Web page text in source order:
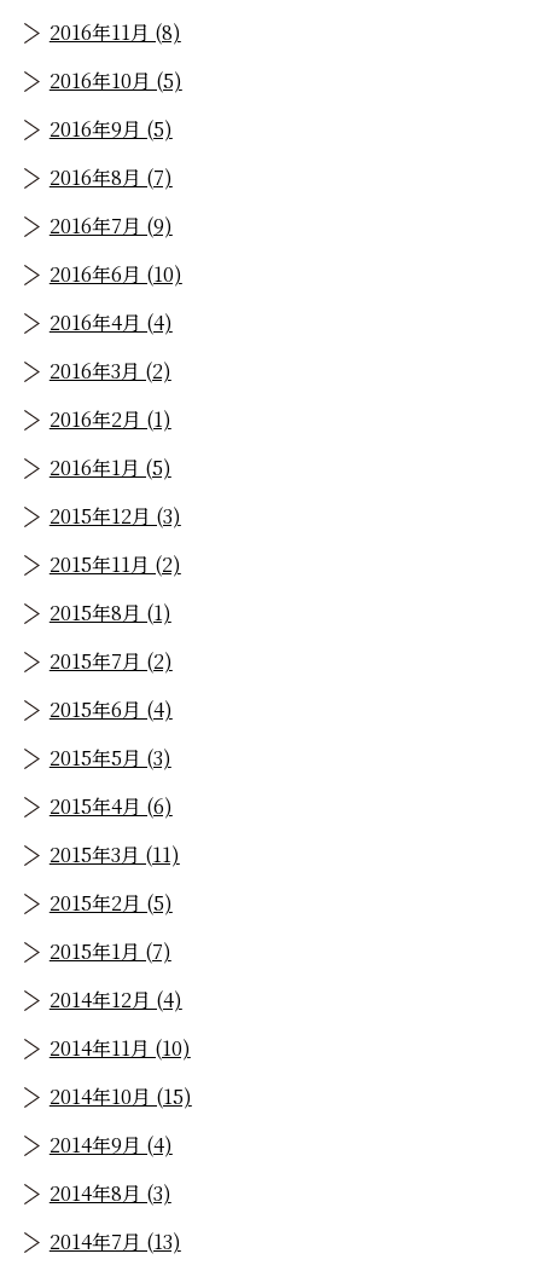
2016年11月 (8)
2016年10月 (5)
2016年9月 (5)
2016年8月 (7)
2016年7月 (9)
2016年6月 (10)
2016年4月 (4)
2016年3月 (2)
2016年2月 (1)
2016年1月 (5)
2015年12月 (3)
2015年11月 (2)
2015年8月 (1)
2015年7月 (2)
2015年6月 (4)
2015年5月 (3)
2015年4月 (6)
2015年3月 (11)
2015年2月 (5)
2015年1月 (7)
2014年12月 (4)
2014年11月 (10)
2014年10月 (15)
2014年9月 (4)
2014年8月 (3)
2014年7月 (13)